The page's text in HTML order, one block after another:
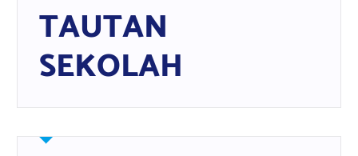
TAUTAN
SEKOLAH